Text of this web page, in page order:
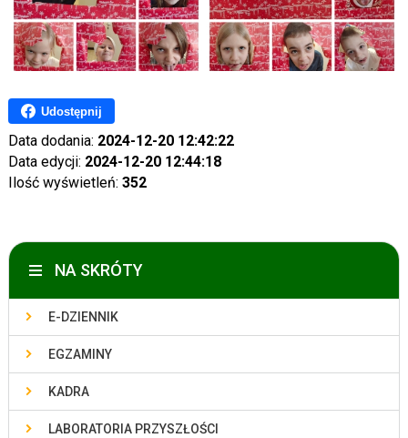
Udostępnij
Data dodania: 2024-12-20 12:42:22
Data edycji: 2024-12-20 12:44:18
Ilość wyświetleń: 352
NA SKRÓTY
E-DZIENNIK
EGZAMINY
KADRA
LABORATORIA PRZYSZŁOŚCI